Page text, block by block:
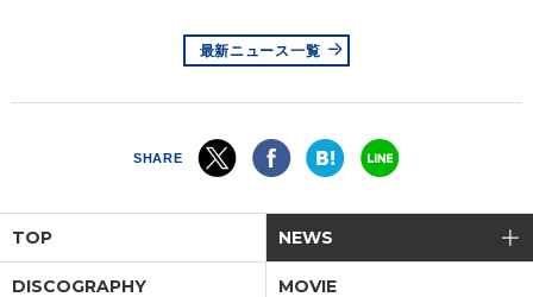
最新ニュース一覧
SHARE
TOP NEWS
DISCOGRAPHY MOVIE